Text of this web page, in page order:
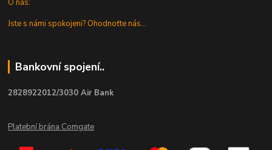
O nás:
Jste s námi spokojeni? Ohodnoťte nás...
Bankovní spojení..
2828922012/3030 Air Bank
Platební brána Comgate